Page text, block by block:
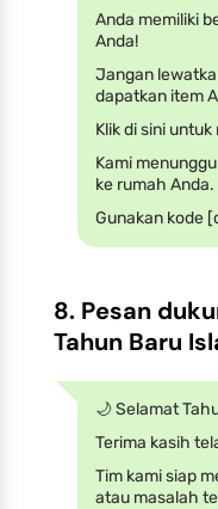
Anda memiliki
Anda!
Jangan
dapatkan item
Klik di sini
Kami
ke rumah Anda.
Gunakan kode
8. Pesan
Tahun Baru
🌙 Selamat
Terima kasih
Tim kami siap
atau masalah